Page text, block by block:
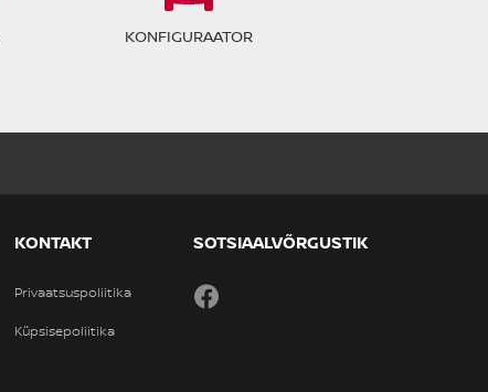
KONFIGURAATOR
KONTAKT
Privaatsuspoliitika
Küpsisepoliitika
SOTSIAALVÕRGUSTIK